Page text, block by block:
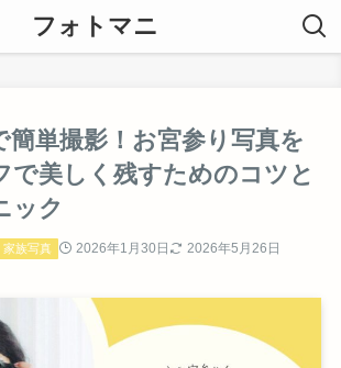
フォトマニ
簡単撮影！お宮参り写真を
で美しく残すためのコツと
ック
家族写真 2026年1月30日 2026年5月26日